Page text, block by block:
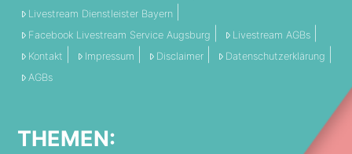
Livestream Dienstleister Bayern
Facebook Livestream Service Augsburg
Livestream AGBs
Kontakt
Impressum Disclaimer
Datenschutzerklärung
AGBs
THEMEN: